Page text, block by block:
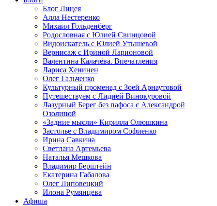
Блог Лицея
Алла Нестеренко
Михаил Гольденберг
Родословная с Юлией Свинцовой
Видоискатель с Юлией Утышевой
Вернисаж с Ириной Ларионовой
Валентина Калачёва. Впечатления
Лариса Хенинен
Олег Гальченко
Культурный променад с Зоей Арнаутовой
Путешествуем с Лидией Винокуровой
Лазурный Берег без пафоса с Александрой
Озолиной
«Задние мысли» Кирилла Олюшкина
Застолье с Владимиром Софиенко
Ирина Савкина
Светлана Артемьева
Наталья Мешкова
Владимир Берштейн
Екатерина Габалова
Олег Липовецкий
Илона Румянцева
Афиша